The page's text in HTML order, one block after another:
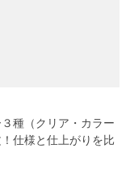
種（クリア・カラー
仕様と仕上がりを比